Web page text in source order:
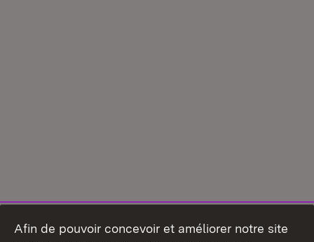
Afin de pouvoir concevoir et améliorer notre site